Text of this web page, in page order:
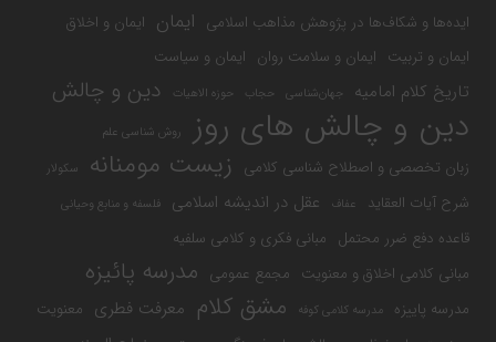
ایده‌ها و شکاف‌ها در پژوهش مذاهب اسلامی ایمان ایمان و اخلاق
ایمان و تربیت ایمان و سلامت روان ایمان و سیاست
تاریخ کلام امامیه جهان‌شناسی حجاب حوزه الاهیات دین و چالش
دین و چالش های روز روش شناسی علم
زبان تخصصی و اصطلاح شناسی کلامی زیست مومنانه سکولار
شرح آیات العقاید عفاف عقل در اندیشه اسلامی فلسفه و منابع وحیانی
قاعده دفع ضرر محتمل مبانی فکری و کلامی سلفیه
مبانی کلامی اخلاق و معنویت مجمع عمومی مدرسه پائیزه
مدرسه پاییزه مدرسه کلامی کوفه مشق کلام معرفت فطری معنویت